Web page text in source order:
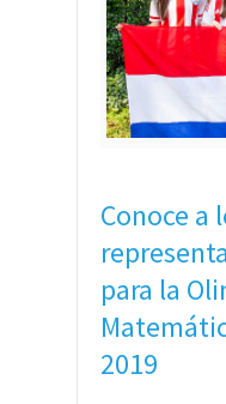
Conoce a
para la
2019